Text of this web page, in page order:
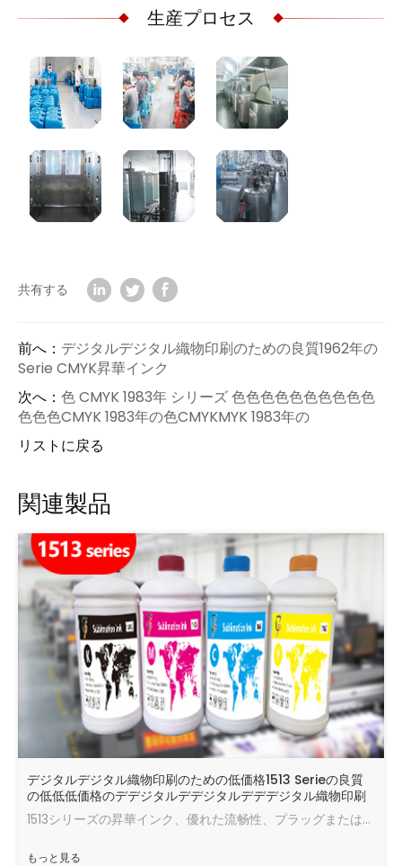
生産プロセス
共有する
前へ： デジタルデジタル織物印刷のための良質1962年の
Serie CMYK昇華インク
次へ： 色 CMYK 1983年 シリーズ 色色色色色色色色色色
色色色CMYK 1983年の色CMYKMYK 1983年の
リストに戻る
関連製品
デジタルデジタル織物印刷のための低価格1513 Serieの良質
の低低低価格のデデジタルデデジタルデデデジタル織物印刷
のための低低低価格1513 Serieの高品質の
1513シリーズの昇華インク、優れた流畅性、プラッグまたは非非有毒で環境に優しい非非毒性および環境に優れた明るい色、良い転送効果の1513優れた流動性
もっと見る